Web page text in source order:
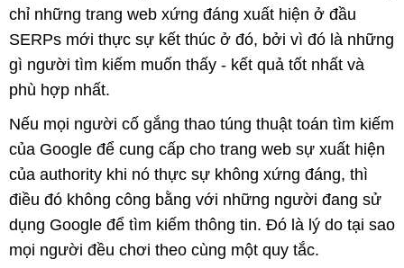
chỉ những trang web xứng đáng xuất hiện ở đầu
SERPs mới thực sự kết thúc ở đó, bởi vì đó là những
gì người tìm kiếm muốn thấy - kết quả tốt nhất và
phù hợp nhất.
Nếu mọi người cố gắng thao túng thuật toán tìm kiếm
của Google để cung cấp cho trang web sự xuất hiện
của authority khi nó thực sự không xứng đáng, thì
điều đó không công bằng với những người đang sử
dụng Google để tìm kiếm thông tin. Đó là lý do tại sao
mọi người đều chơi theo cùng một quy tắc.